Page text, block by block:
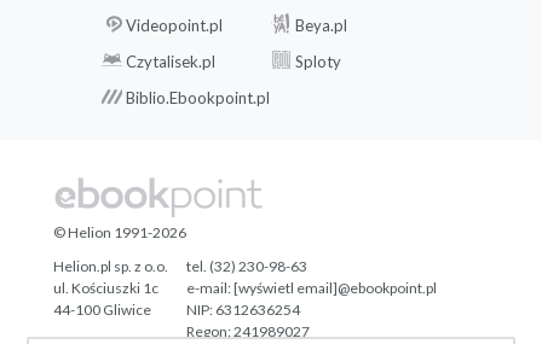
Videopoint.pl
Beya.pl
Czytalisek.pl
Sploty
Biblio.Ebookpoint.pl
© Helion 1991-2026
Helion.pl sp. z o.o.
ul. Kościuszki 1c
44-100 Gliwice
tel. (32) 230-98-63
e-mail:[wyświetl email]@ebookpoint.pl
NIP: 6312636254
Regon: 241989027